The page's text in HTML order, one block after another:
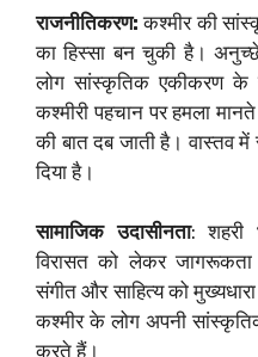
राजनीतिकरण:कश्मीर की
का हिस्सा बन चुकी है।
लोग सांस्कृतिक एकीकरण
कश्मीरी पहचान पर हमला
की बात दब जाती है। वास्तव में
दिया है।
सामाजिक उदासीनता: शहरी
विरासत को लेकर जागरूकता
संगीत और साहित्य को
कश्मीर के लोग अपनी
करते हैं।